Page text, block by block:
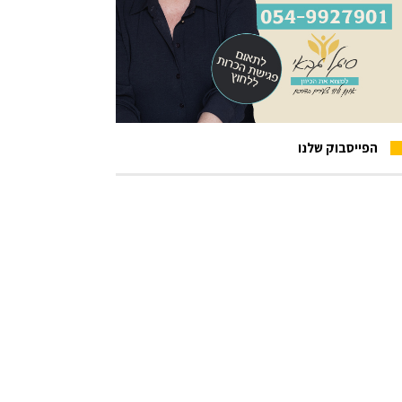
הפייסבוק שלנו